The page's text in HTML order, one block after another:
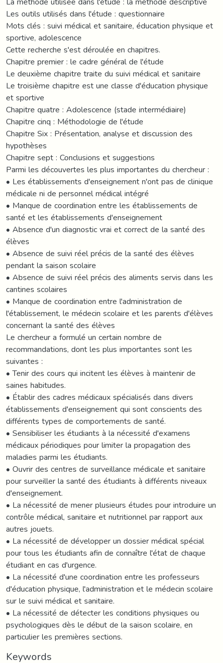
Les outils utilisés dans l'étude : questionnaire
Mots clés : suivi médical et sanitaire, éducation physique et
sportive, adolescence
Cette recherche s'est déroulée en chapitres.
Chapitre premier : le cadre général de l'étude
Le deuxième chapitre traite du suivi médical et sanitaire
Le troisième chapitre est une classe d'éducation physique
et sportive
Chapitre quatre : Adolescence (stade intermédiaire)
Chapitre cinq : Méthodologie de l'étude
Chapitre Six : Présentation, analyse et discussion des
hypothèses
Chapitre sept : Conclusions et suggestions
Parmi les découvertes les plus importantes du chercheur :
• Les établissements d'enseignement n'ont pas de clinique
médicale ni de personnel médical intégré
• Manque de coordination entre les établissements de
santé et les établissements d'enseignement
• Absence d'un diagnostic vrai et correct de la santé des
élèves
• Absence de suivi réel précis de la santé des élèves
pendant la saison scolaire
• Absence de suivi réel précis des aliments servis dans les
cantines scolaires
• Manque de coordination entre l'administration de
l'établissement, le médecin scolaire et les parents d'élèves
concernant la santé des élèves
Le chercheur a formulé un certain nombre de
recommandations, dont les plus importantes sont les
suivantes :
• Tenir des cours qui incitent les élèves à maintenir de
saines habitudes.
• Établir des cadres médicaux spécialisés dans divers
établissements d'enseignement qui sont conscients des
différents types de comportements de santé.
• Sensibiliser les étudiants à la nécessité d'examens
médicaux périodiques pour limiter la propagation des
maladies parmi les étudiants.
• Ouvrir des centres de surveillance médicale et sanitaire
pour surveiller la santé des étudiants à différents niveaux
d'enseignement.
• La nécessité de mener plusieurs études pour introduire un
contrôle médical, sanitaire et nutritionnel par rapport aux
autres jouets.
• La nécessité de développer un dossier médical spécial
pour tous les étudiants afin de connaître l'état de chaque
étudiant en cas d'urgence.
• La nécessité d'une coordination entre les professeurs
d'éducation physique, l'administration et le médecin scolaire
sur le suivi médical et sanitaire.
• La nécessité de détecter les conditions physiques ou
psychologiques dès le début de la saison scolaire, en
particulier les premières sections.
Keywords